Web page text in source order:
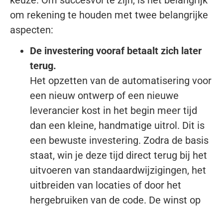
om rekening te houden met twee belangrijke
aspecten:
De investering vooraf betaalt zich later
terug.
Het opzetten van de automatisering voor
een nieuw ontwerp of een nieuwe
leverancier kost in het begin meer tijd
dan een kleine, handmatige uitrol. Dit is
een bewuste investering. Zodra de basis
staat, win je deze tijd direct terug bij het
uitvoeren van standaardwijzigingen, het
uitbreiden van locaties of door het
hergebruiken van de code. De winst op